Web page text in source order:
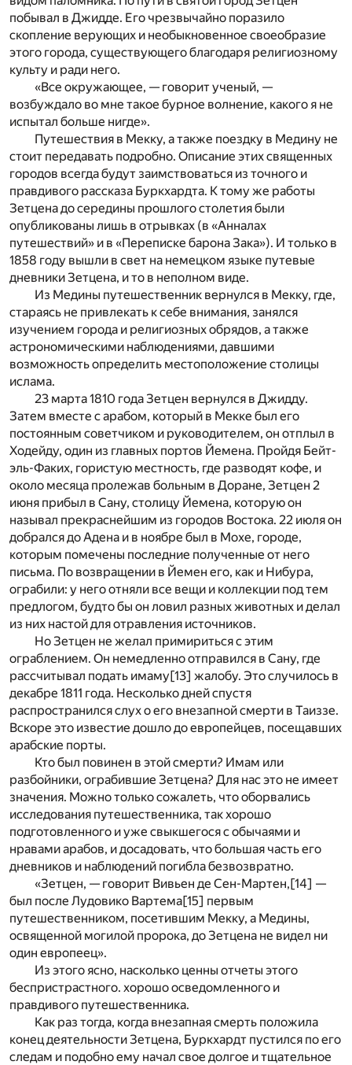
побывал в Джидде. Его чрезвычайно поразило
скопление верующих и необыкновенное своеобразие
этого города, существующего благодаря религиозному
культу и ради него.
«Все окружающее, — говорит ученый, —
возбуждало во мне такое бурное волнение, какого я не
испытал больше нигде».
Путешествия в Мекку, а также поездку в Медину не
стоит передавать подробно. Описание этих священных
городов всегда будут заимствоваться из точного и
правдивого рассказа Буркхардта. К тому же работы
Зетцена до середины прошлого столетия были
опубликованы лишь в отрывках (в «Анналах
путешествий» и в «Переписке барона Зака»). И только в
1858 году вышли в свет на немецком языке путевые
дневники Зетцена, и то в неполном виде.
Из Медины путешественник вернулся в Мекку, где,
стараясь не привлекать к себе внимания, занялся
изучением города и религиозных обрядов, а также
астрономическими наблюдениями, давшими
возможность определить местоположение столицы
ислама.
23 марта 1810 года Зетцен вернулся в Джидду.
Затем вместе с арабом, который в Мекке был его
постоянным советчиком и руководителем, он отплыл в
Ходейду, один из главных портов Йемена. Пройдя Бейт-
эль-Факих, гористую местность, где разводят кофе, и
около месяца пролежав больным в Доране, Зетцен 2
июня прибыл в Сану, столицу Йемена, которую он
называл прекраснейшим из городов Востока. 22 июля он
добрался до Адена и в ноябре был в Мохе, городе,
которым помечены последние полученные от него
письма. По возвращении в Йемен его, как и Нибура,
ограбили: у него отняли все вещи и коллекции под тем
предлогом, будто бы он ловил разных животных и делал
из них настой для отравления источников.
Но Зетцен не желал примириться с этим
ограблением. Он немедленно отправился в Сану, где
рассчитывал подать имаму[13] жалобу. Это случилось в
декабре 1811 года. Несколько дней спустя
распространился слух о его внезапной смерти в Таиззе.
Вскоре это известие дошло до европейцев, посещавших
арабские порты.
Кто был повинен в этой смерти? Имам или
разбойники, ограбившие Зетцена? Для нас это не имеет
значения. Можно только сожалеть, что оборвались
исследования путешественника, так хорошо
подготовленного и уже свыкшегося с обычаями и
нравами арабов, и досадовать, что большая часть его
дневников и наблюдений погибла безвозвратно.
«Зетцен, — говорит Вивьен де Сен-Мартен,[14] —
был после Лудовико Вартема[15] первым
путешественником, посетившим Мекку, а Медины,
освященной могилой пророка, до Зетцена не видел ни
один европеец».
Из этого ясно, насколько ценны отчеты этого
беспристрастного. хорошо осведомленного и
правдивого путешественника.
Как раз тогда, когда внезапная смерть положила
конец деятельности Зетцена, Буркхардт пустился по его
следам и подобно ему начал свое долгое и тщательное